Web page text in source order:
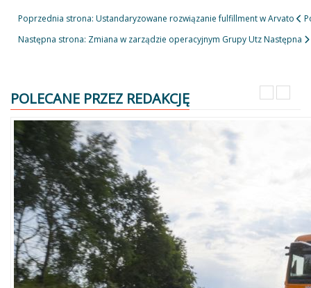
Poprzednia strona: Ustandaryzowane rozwiązanie fulfillment w Arvato
Następna strona: Zmiana w zarządzie operacyjnym Grupy UtzNastępna
POLECANE PRZEZ REDAKCJĘ